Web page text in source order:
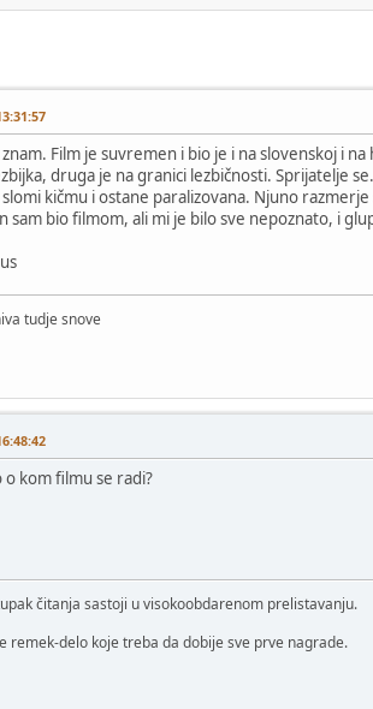
Film je suvremen i bio je i na slovenskoj i
druga je na granici lezbičnosti. Sprijatelje
slomi kičmu i ostane paralizovana. Njuno
sam bio filmom, ali mi je bilo sve nepoznato, i
tudje snove
o kom filmu se radi?
čitanja sastoji u visokoobdarenom prelistavanju.
remek-delo koje treba da dobije sve prve nagrade.